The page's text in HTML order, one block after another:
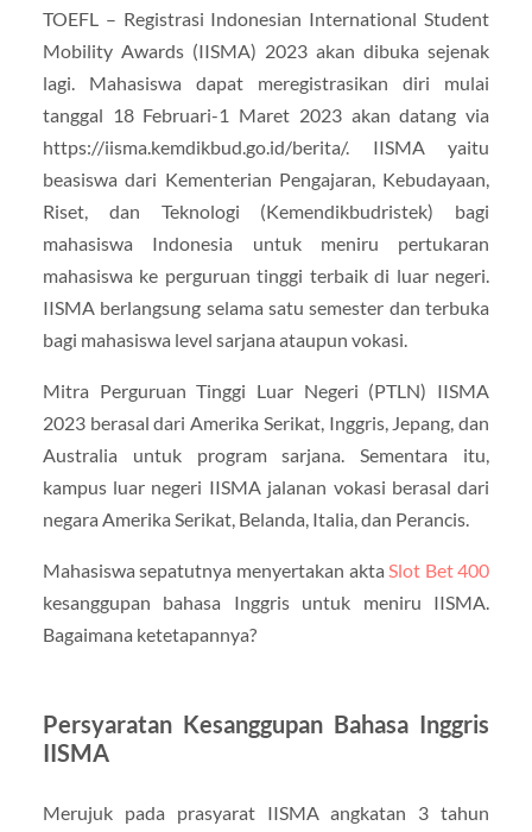
TOEFL – Registrasi Indonesian International Student
Mobility Awards (IISMA) 2023 akan dibuka sejenak
lagi. Mahasiswa dapat meregistrasikan diri mulai
tanggal 18 Februari-1 Maret 2023 akan datang via
https://iisma.kemdikbud.go.id/berita/. IISMA yaitu
beasiswa dari Kementerian Pengajaran, Kebudayaan,
Riset, dan Teknologi (Kemendikbudristek) bagi
mahasiswa Indonesia untuk meniru pertukaran
mahasiswa ke perguruan tinggi terbaik di luar negeri.
IISMA berlangsung selama satu semester dan terbuka
bagi mahasiswa level sarjana ataupun vokasi.
Mitra Perguruan Tinggi Luar Negeri (PTLN) IISMA
2023 berasal dari Amerika Serikat, Inggris, Jepang, dan
Australia untuk program sarjana. Sementara itu,
kampus luar negeri IISMA jalanan vokasi berasal dari
negara Amerika Serikat, Belanda, Italia, dan Perancis.
Mahasiswa sepatutnya menyertakan aktaSlot Bet 400
kesanggupan bahasa Inggris untuk meniru IISMA.
Bagaimana ketetapannya?
Persyaratan Kesanggupan Bahasa Inggris
IISMA
Merujuk pada prasyarat IISMA angkatan 3 tahun